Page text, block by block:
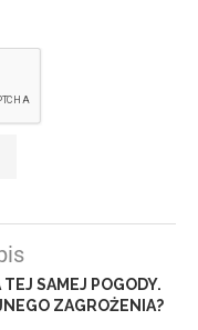
SAMEJ POGODY.
ZAGROŻENIA?